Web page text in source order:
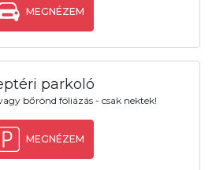
MEGNÉZEM
parkoló
bőrönd fóliázás - csak nektek!
MEGNÉZEM